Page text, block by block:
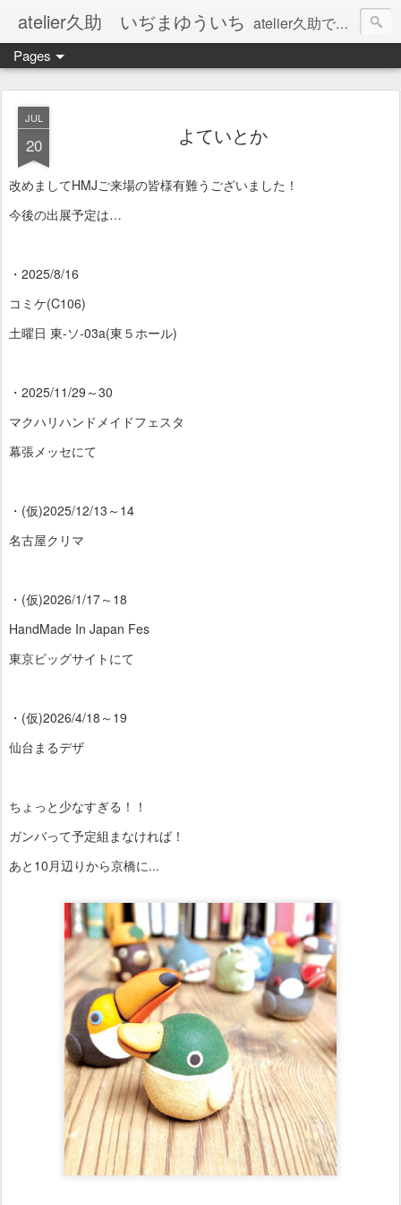
atelier久助 いぢまゆういち atelier久助では土と火から暖かなモノたちを生み出しています。 ご覧になられた方が和んで頂ければ幸いです。
Pages
JUL
20 よていとか
改めましてHMJご来場の皆様有難うございました！
今後の出展予定は…
・2025/8/16
コミケ(C106)
土曜日 東-ソ-03a(東５ホール)
・2025/11/29～30
マクハリハンドメイドフェスタ
幕張メッセにて
・(仮)2025/12/13～14
名古屋クリマ
・(仮)2026/1/17～18
HandMade In Japan Fes
東京ビッグサイトにて
・(仮)2026/4/18～19
仙台まるデザ
ちょっと少なすぎる！！
ガンバって予定組まなければ！
あと10月辺りから京橋に...